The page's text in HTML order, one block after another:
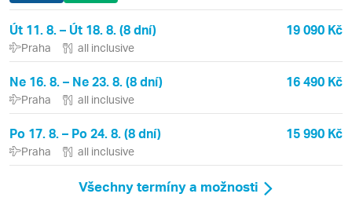
Út 11. 8. – Út 18. 8. (8 dní) 19 090 Kč
Praha all inclusive
Ne 16. 8. – Ne 23. 8. (8 dní) 16 490 Kč
Praha all inclusive
Po 17. 8. – Po 24. 8. (8 dní) 15 990 Kč
Praha all inclusive
Všechny termíny a možnosti